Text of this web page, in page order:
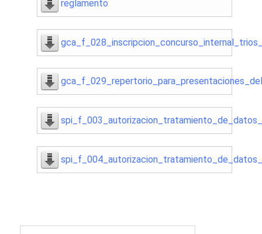
reglamento